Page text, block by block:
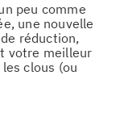
peu comme
une nouvelle
réduction,
votre meilleur
clous (ou